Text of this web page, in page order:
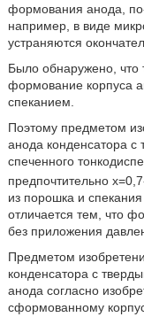
формования анода,
например, в виде
устраняются
Было обнаружено, что
формование корпуса
спеканием.
Поэтому предметом
анода конденсатора с
спеченного
предпочтительно
из порошка и спекания
отличается тем, что
без приложения
Предметом
конденсатора с
анода согласно
сформованному